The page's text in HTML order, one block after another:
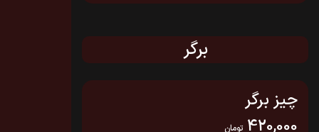
برگر
چیز برگر
420,000 تومان